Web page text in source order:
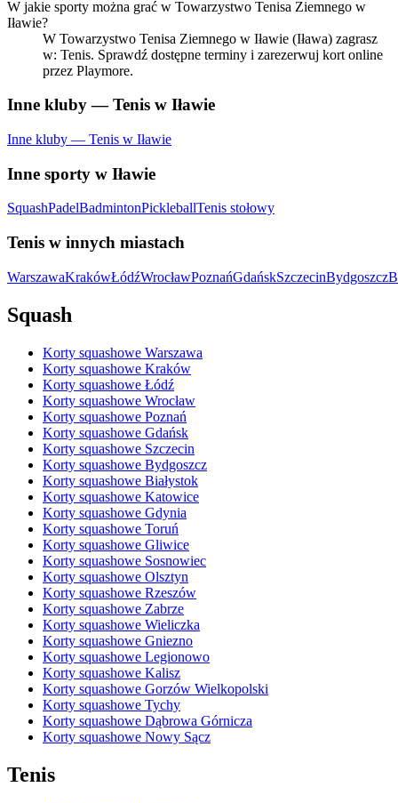
W jakie sporty można grać w Towarzystwo Tenisa Ziemnego w
Iławie?
W Towarzystwo Tenisa Ziemnego w Iławie (Iława) zagrasz
w: Tenis. Sprawdź dostępne terminy i zarezerwuj kort online
przez Playmore.
Inne kluby — Tenis w Iławie
Inne kluby — Tenis w Iławie
Inne sporty w Iławie
SquashPadelBadmintonPickleballTenis stołowy
Tenis w innych miastach
WarszawaKrakówŁódźWrocławPoznańGdańskSzczecinBydgoszcz
Squash
Korty squashowe Warszawa
Korty squashowe Kraków
Korty squashowe Łódź
Korty squashowe Wrocław
Korty squashowe Poznań
Korty squashowe Gdańsk
Korty squashowe Szczecin
Korty squashowe Bydgoszcz
Korty squashowe Białystok
Korty squashowe Katowice
Korty squashowe Gdynia
Korty squashowe Toruń
Korty squashowe Gliwice
Korty squashowe Sosnowiec
Korty squashowe Olsztyn
Korty squashowe Rzeszów
Korty squashowe Zabrze
Korty squashowe Wieliczka
Korty squashowe Gniezno
Korty squashowe Legionowo
Korty squashowe Kalisz
Korty squashowe Gorzów Wielkopolski
Korty squashowe Tychy
Korty squashowe Dąbrowa Górnicza
Korty squashowe Nowy Sącz
Tenis